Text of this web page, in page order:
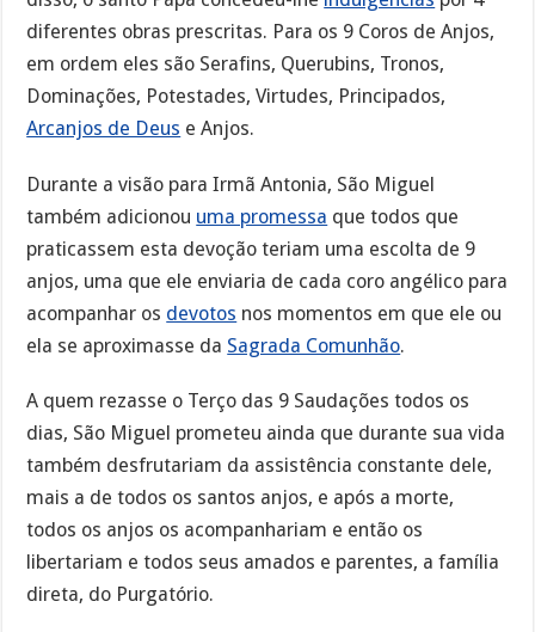
diferentes obras prescritas. Para os 9 Coros de Anjos,
em ordem eles são Serafins, Querubins, Tronos,
Dominações, Potestades, Virtudes, Principados,
Arcanjos de Deus e Anjos.
Durante a visão para Irmã Antonia, São Miguel
também adicionou uma promessa que todos que
praticassem esta devoção teriam uma escolta de 9
anjos, uma que ele enviaria de cada coro angélico para
acompanhar os devotos nos momentos em que ele ou
ela se aproximasse da Sagrada Comunhão.
A quem rezasse o Terço das 9 Saudações todos os
dias, São Miguel prometeu ainda que durante sua vida
também desfrutariam da assistência constante dele,
mais a de todos os santos anjos, e após a morte,
todos os anjos os acompanhariam e então os
libertariam e todos seus amados e parentes, a família
direta, do Purgatório.